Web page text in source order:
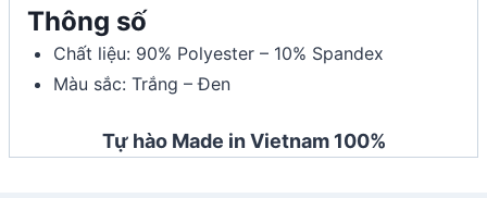
Thông số
Chất liệu: 90% Polyester – 10% Spandex
Màu sắc: Trắng – Đen
Tự hào Made in Vietnam 100%